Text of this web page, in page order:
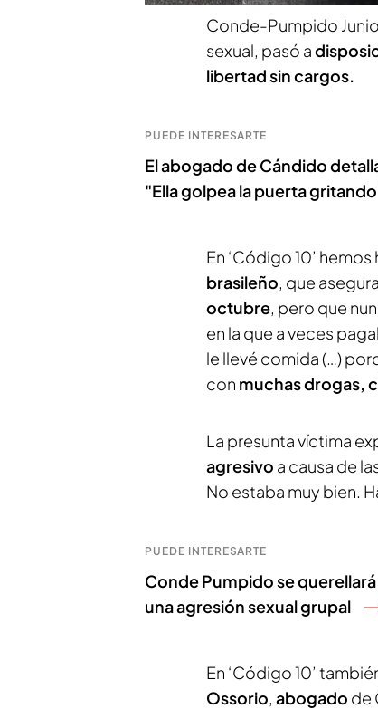
Conde-Pumpido
sexual, pasó a
libertad sin cargos.
PUEDE INTERESARTE
El abogado de Cándido
"Ella golpea la puerta
En ‘Código 10’
brasileño, que
octubre, pero que
en la que a veces
le llevé comida (…)
con muchas drogas,
La presunta víctima
agresivo a causa de
No estaba muy bien.
PUEDE INTERESARTE
Conde Pumpido se
una agresión sexual grupal
En ‘Código 10’
Ossorio, abogado de